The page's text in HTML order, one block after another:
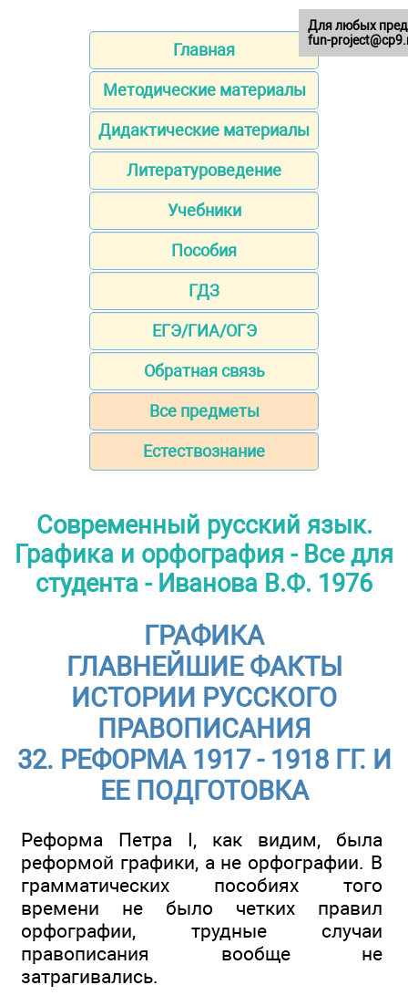
Главная
Методические материалы
Дидактические материалы
Литературоведение
Учебники
Пособия
ГДЗ
ЕГЭ/ГИА/ОГЭ
Обратная связь
Все предметы
Естествознание
Современный русский язык.
Графика и орфография - Все для
студента - Иванова В.Ф. 1976
ГРАФИКА
ГЛАВНЕЙШИЕ ФАКТЫ
ИСТОРИИ РУССКОГО
ПРАВОПИСАНИЯ
32. РЕФОРМА 1917 - 1918 ГГ. И
ЕЕ ПОДГОТОВКА
Реформа Петра I, как видим, была
реформой графики, а не орфографии. В
грамматических пособиях того
времени не было четких правил
орфографии, трудные случаи
правописания вообще не
затрагивались.
Для любых
fun-